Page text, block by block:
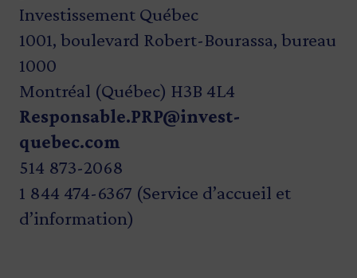
Investissement Québec
1001, boulevard Robert-Bourassa, bureau
1000
Montréal (Québec) H3B 4L4
Responsable.PRP@invest-
quebec.com
514 873-2068
1 844 474-6367 (Service d’accueil et
d’information)